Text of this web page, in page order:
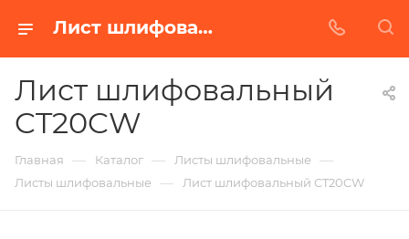
Лист шлифовальный CT20CW в Белгороде | Купить по недорогой цене от Абразивного Завода
Лист шлифовальный
CT20CW
Главная — Каталог — Листы шлифовальные —
Листы шлифовальные — Лист шлифовальный CT20CW